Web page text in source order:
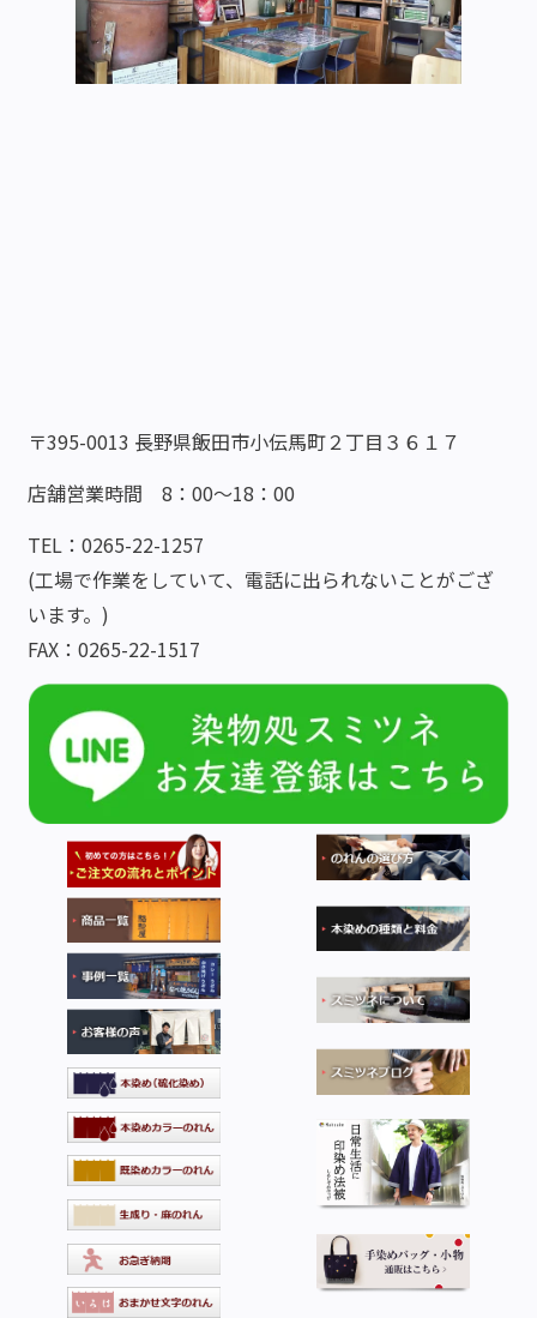
〒395-0013 長野県飯田市小伝馬町２丁目３６１７
店舗営業時間 8：00～18：00
TEL：0265-22-1257
(工場で作業をしていて、電話に出られないことがござ
います。)
FAX：0265-22-1517